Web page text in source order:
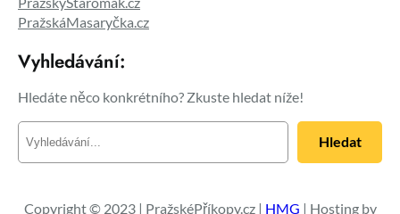
PražskáMasaryčka.cz
Vyhledávání:
Hledáte něco konkrétního? Zkuste hledat níže!
e
a
Hledat
Copyright © 2023 | PražskéPříkopy.cz | HMG | Hosting by